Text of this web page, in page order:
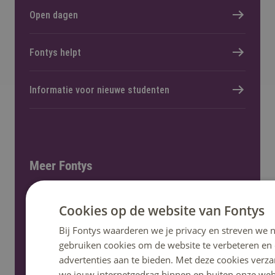
Open dagen
Fontys helpt
Informatie voor nieuwe studenten
Meer Fontys
Werken bij
Locaties
Cookies op de website van Fontys
Bij Fontys waarderen we je privacy en streven we
gebruiken cookies om de website te verbeteren
advertenties aan te bieden. Met deze cookies